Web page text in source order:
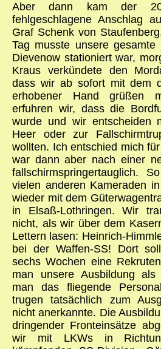
Aber dann kam der
fehlgeschlagene Anschlag
Graf Schenk von
Tag musste unsere
Dievenow stationiert war,
Kraus verkündete den
dass wir ab sofort mit dem
erhobener Hand grüßen
erfuhren wir, dass die
wurde und wir entscheiden
Heer oder zur
wollten. Ich entschied mich
war dann aber nach einer
fallschirmspringertauglich.
vielen anderen Kameraden
wieder mit dem
in Elsaß-Lothringen. Wir
nicht, als wir über dem
Lettern lasen: Heinrich-
bei der Waffen-SS! Dort
sechs Wochen eine
man unsere Ausbildung als
man das fliegende
trugen tatsächlich zum
nicht anerkannte. Die
dringender Fronteinsätze
wir mit LKWs in